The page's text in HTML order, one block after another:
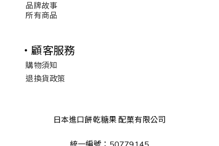
品牌故事
所有商品
・顧客服務
購物須知
退換貨政策
日本進口餅乾糖果 配菓有限公司